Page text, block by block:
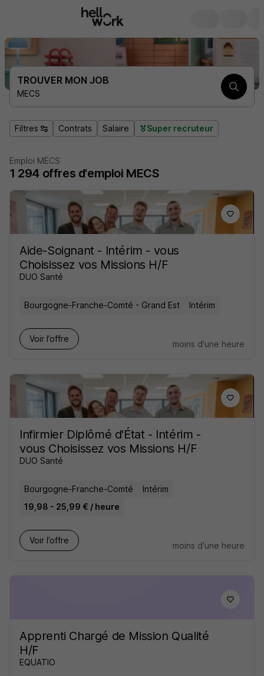
TROUVER MON JOB
MECS
Filtres Contrats Salaire Super recruteur
Emploi MECS
1 294 offres d'emploi MECS
Aide-Soignant - Intérim - vous
Choisissez vos Missions H/F
DUO Santé
Bourgogne-Franche-Comté - Grand Est Intérim
Voir l’offre
moins d'une heure
Infirmier Diplômé d'État - Intérim -
vous Choisissez vos Missions H/F
DUO Santé
Bourgogne-Franche-Comté
Intérim
19,98 - 25,99 € / heure
Voir l’offre
moins d'une heure
Apprenti Chargé de Mission Qualité
H/F
EQUATIO